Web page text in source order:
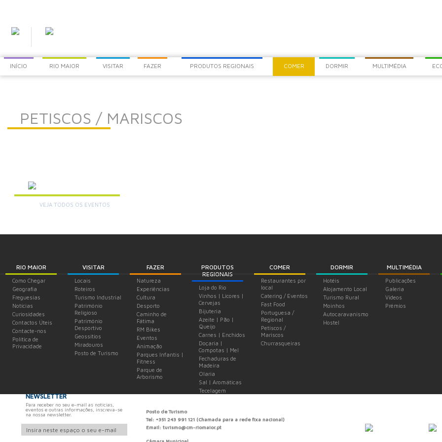
INÍCIO RIO MAIOR VISITAR FAZER PRODUTOS REGIONAIS COMER DORMIR MULTIMÉDIA
PETISCOS / MARISCOS
VEJA TODOS OS EVENTOS
RIO MAIOR
Como Chegar
Geografia
Freguesias
Notícias
Curiosidades
Contactos Úteis
Contacte-nos
Política de
Privacidade
VISITAR
Locais
Roteiros
Turismo Industrial
Património
Religioso
Património
Desportivo
Geossítios
Miradouros
Posto de Turismo
FAZER
Natureza
Experiências
Cultura
Desporto
Caminho de
Fátima
RM Bikes
Eventos
Animação
Parques Infantis |
Fitness
Parque de
Arborismo
PRODUTOS
REGIONAIS
Loja do Rio
Vinhos | Licores |
Cervejas
Bijuteria
Azeite | Pão |
Queijo
Carnes | Enchidos
Doçaria |
Compotas | Mel
Fechaduras de
Madeira
Olaria
Sal | Aromáticas
Tecelagem
COMER
Restaurantes por
local
Catering / Eventos
Fast Food
Portuguesa /
Regional
Petiscos /
Mariscos
Churrasqueiras
DORMIR
Hotéis
Alojamento Local
Turismo Rural
Moinhos
Autocaravanismo
Hostel
MULTIMÉDIA
Publicações
Galeria
Videos
Prémios
NEWSLETTER
Para receber no seu e-mail as notícias,
eventos e outras informações, inscreva-se
na nossa newsletter.
Posto de Turismo
Tel: +351 243 991 121 (Chamada para a rede fixa nacional)
Email: turismo@cm-riomaior.pt